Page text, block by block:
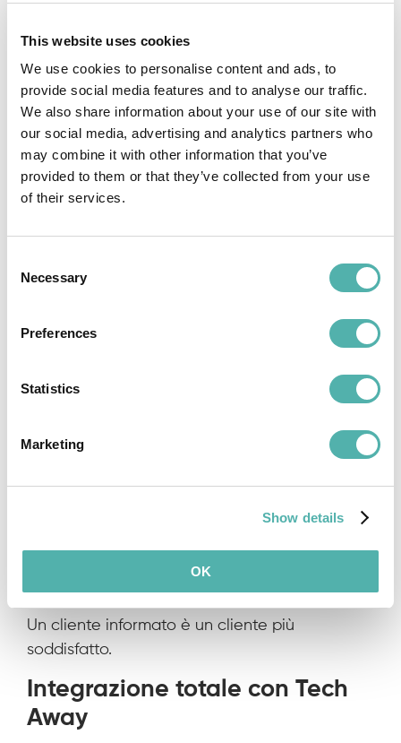
This website uses cookies
We use cookies to personalise content and ads, to
provide social media features and to analyse our traffic.
We also share information about your use of our site with
our social media, advertising and analytics partners who
may combine it with other information that you’ve
provided to them or that they’ve collected from your use
of their services.
Selection
Necessary
Preferences
Statistics
Marketing
Show details
OK
Il modulo Accesso Clienti consente di
consultare anche:
• Ordini
• Fatture
• Dettagli economici e documenti correlati
Vantaggi del modulo Accesso
significa:
•Ridurre il carico di lavoro del customer
• Aumentare lasoddisfazione e la
Un cliente informato è un cliente più
soddisfatto.
Integrazione totale con Tech
Away